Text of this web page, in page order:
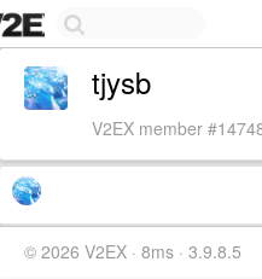
tjysb
V2EX member
© 2026 V2EX · 8ms · 3.9.8.5